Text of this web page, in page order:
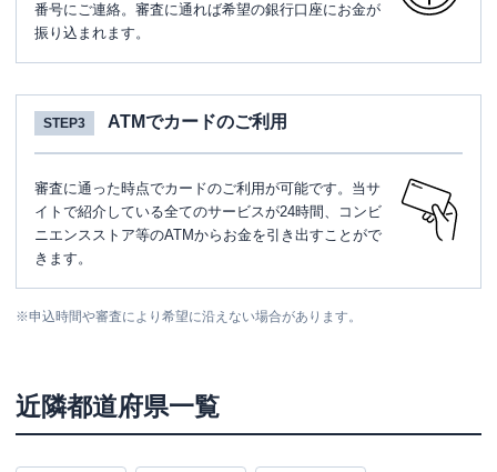
番号にご連絡。審査に通れば希望の銀行口座にお金が
振り込まれます。
STEP3 ATMでカードのご利用
審査に通った時点でカードのご利用が可能です。当サ
イトで紹介している全てのサービスが24時間、コンビ
ニエンスストア等のATMからお金を引き出すことがで
きます。
※申込時間や審査により希望に沿えない場合があります。
近隣都道府県一覧